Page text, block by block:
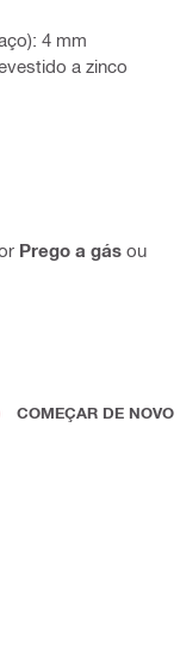
4 mm
a zinco
Prego a gás ou
COMEÇAR DE NOVO